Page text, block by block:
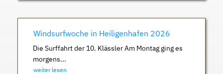
Windsurfwoche in Heiligenhafen 2026
Die Surffahrt der 10. Klässler Am Montag ging es
morgens...
weiter lesen